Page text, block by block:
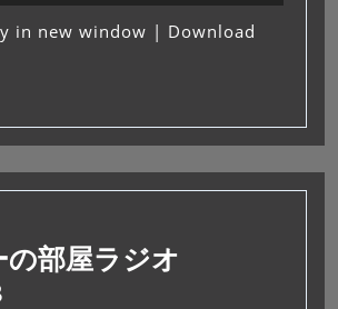
in new window | Download
の部屋ラジオ